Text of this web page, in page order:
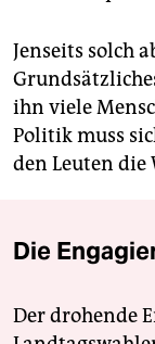
Jenseits solch
ihn viele
Politik muss
den Leuten die
Die
Der drohende